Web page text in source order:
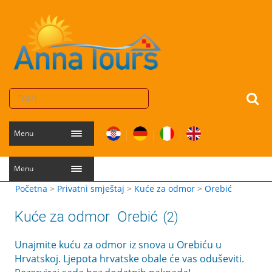
Menu
Menu
Početna > Privatni smještaj > Kuće za odmor > Orebić
Kuće za odmor Orebić (2)
Unajmite kuću za odmor iz snova u Orebiću u
Hrvatskoj. Ljepota hrvatske obale će vas oduševiti.